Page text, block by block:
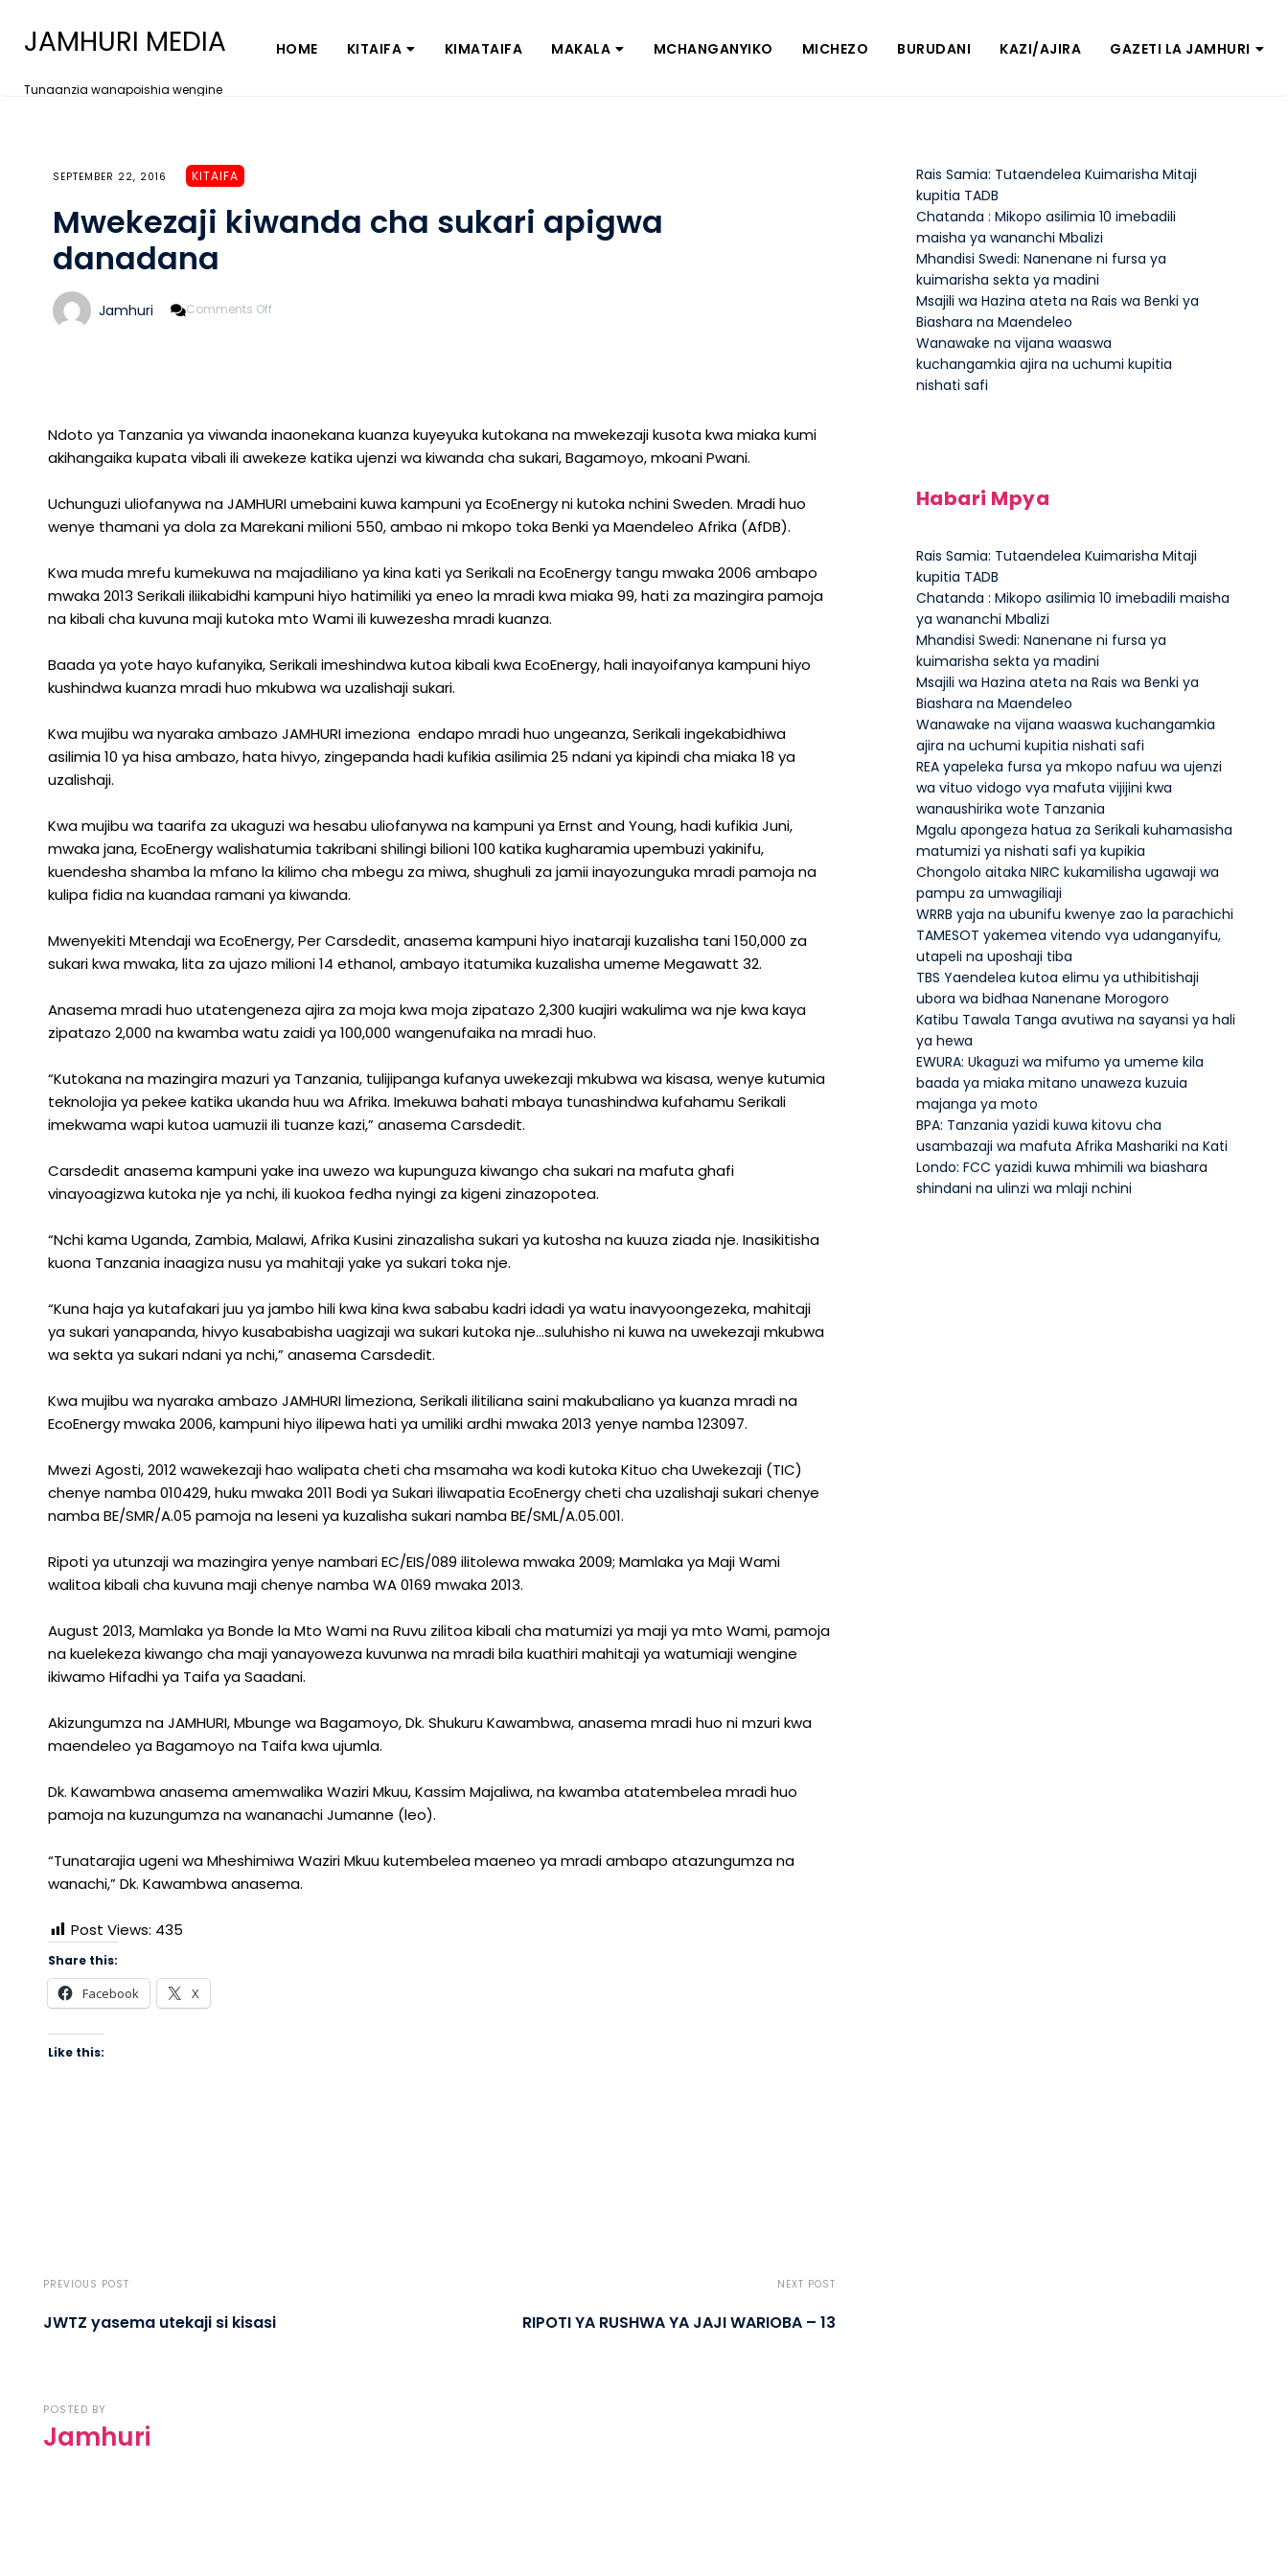
JAMHURI MEDIA
Tunaanzia wanapoishia wengine
HOME KITAIFA KIMATAIFA MAKALA MCHANGANYIKO MICHEZO BURUDANI KAZI/AJIRA GAZETI LA JAMHURI
SEPTEMBER 22, 2016 KITAIFA
Mwekezaji kiwanda cha sukari apigwa
danadana
Jamhuri Comments Off
Ndoto ya Tanzania ya viwanda inaonekana kuanza kuyeyuka kutokana na mwekezaji kusota kwa miaka kumi
akihangaika kupata vibali ili awekeze katika ujenzi wa kiwanda cha sukari, Bagamoyo, mkoani Pwani.
Uchunguzi uliofanywa na JAMHURI umebaini kuwa kampuni ya EcoEnergy ni kutoka nchini Sweden. Mradi huo
wenye thamani ya dola za Marekani milioni 550, ambao ni mkopo toka Benki ya Maendeleo Afrika (AfDB).
Kwa muda mrefu kumekuwa na majadiliano ya kina kati ya Serikali na EcoEnergy tangu mwaka 2006 ambapo
mwaka 2013 Serikali iliikabidhi kampuni hiyo hatimiliki ya eneo la mradi kwa miaka 99, hati za mazingira pamoja
na kibali cha kuvuna maji kutoka mto Wami ili kuwezesha mradi kuanza.
Baada ya yote hayo kufanyika, Serikali imeshindwa kutoa kibali kwa EcoEnergy, hali inayoifanya kampuni hiyo
kushindwa kuanza mradi huo mkubwa wa uzalishaji sukari.
Kwa mujibu wa nyaraka ambazo JAMHURI imeziona endapo mradi huo ungeanza, Serikali ingekabidhiwa
asilimia 10 ya hisa ambazo, hata hivyo, zingepanda hadi kufikia asilimia 25 ndani ya kipindi cha miaka 18 ya
uzalishaji.
Kwa mujibu wa taarifa za ukaguzi wa hesabu uliofanywa na kampuni ya Ernst and Young, hadi kufikia Juni,
mwaka jana, EcoEnergy walishatumia takribani shilingi bilioni 100 katika kugharamia upembuzi yakinifu,
kuendesha shamba la mfano la kilimo cha mbegu za miwa, shughuli za jamii inayozunguka mradi pamoja na
kulipa fidia na kuandaa ramani ya kiwanda.
Mwenyekiti Mtendaji wa EcoEnergy, Per Carsdedit, anasema kampuni hiyo inataraji kuzalisha tani 150,000 za
sukari kwa mwaka, lita za ujazo milioni 14 ethanol, ambayo itatumika kuzalisha umeme Megawatt 32.
Anasema mradi huo utatengeneza ajira za moja kwa moja zipatazo 2,300 kuajiri wakulima wa nje kwa kaya
zipatazo 2,000 na kwamba watu zaidi ya 100,000 wangenufaika na mradi huo.
“Kutokana na mazingira mazuri ya Tanzania, tulijipanga kufanya uwekezaji mkubwa wa kisasa, wenye kutumia
teknolojia ya pekee katika ukanda huu wa Afrika. Imekuwa bahati mbaya tunashindwa kufahamu Serikali
imekwama wapi kutoa uamuzii ili tuanze kazi,” anasema Carsdedit.
Carsdedit anasema kampuni yake ina uwezo wa kupunguza kiwango cha sukari na mafuta ghafi
vinayoagizwa kutoka nje ya nchi, ili kuokoa fedha nyingi za kigeni zinazopotea.
“Nchi kama Uganda, Zambia, Malawi, Afrika Kusini zinazalisha sukari ya kutosha na kuuza ziada nje. Inasikitisha
kuona Tanzania inaagiza nusu ya mahitaji yake ya sukari toka nje.
“Kuna haja ya kutafakari juu ya jambo hili kwa kina kwa sababu kadri idadi ya watu inavyoongezeka, mahitaji
ya sukari yanapanda, hivyo kusababisha uagizaji wa sukari kutoka nje…suluhisho ni kuwa na uwekezaji mkubwa
wa sekta ya sukari ndani ya nchi,” anasema Carsdedit.
Kwa mujibu wa nyaraka ambazo JAMHURI limeziona, Serikali ilitiliana saini makubaliano ya kuanza mradi na
EcoEnergy mwaka 2006, kampuni hiyo ilipewa hati ya umiliki ardhi mwaka 2013 yenye namba 123097.
Mwezi Agosti, 2012 wawekezaji hao walipata cheti cha msamaha wa kodi kutoka Kituo cha Uwekezaji (TIC)
chenye namba 010429, huku mwaka 2011 Bodi ya Sukari iliwapatia EcoEnergy cheti cha uzalishaji sukari chenye
namba BE/SMR/A.05 pamoja na leseni ya kuzalisha sukari namba BE/SML/A.05.001.
Ripoti ya utunzaji wa mazingira yenye nambari EC/EIS/089 ilitolewa mwaka 2009; Mamlaka ya Maji Wami
walitoa kibali cha kuvuna maji chenye namba WA 0169 mwaka 2013.
August 2013, Mamlaka ya Bonde la Mto Wami na Ruvu zilitoa kibali cha matumizi ya maji ya mto Wami, pamoja
na kuelekeza kiwango cha maji yanayoweza kuvunwa na mradi bila kuathiri mahitaji ya watumiaji wengine
ikiwamo Hifadhi ya Taifa ya Saadani.
Akizungumza na JAMHURI, Mbunge wa Bagamoyo, Dk. Shukuru Kawambwa, anasema mradi huo ni mzuri kwa
maendeleo ya Bagamoyo na Taifa kwa ujumla.
Dk. Kawambwa anasema amemwalika Waziri Mkuu, Kassim Majaliwa, na kwamba atatembelea mradi huo
pamoja na kuzungumza na wananachi Jumanne (leo).
“Tunatarajia ugeni wa Mheshimiwa Waziri Mkuu kutembelea maeneo ya mradi ambapo atazungumza na
wanachi,” Dk. Kawambwa anasema.
Post Views: 435
Share this:
Facebook X
Like this:
PREVIOUS POST
JWTZ yasema utekaji si kisasi
NEXT POST
RIPOTI YA RUSHWA YA JAJI WARIOBA – 13
POSTED BY
Jamhuri
Rais Samia: Tutaendelea Kuimarisha Mitaji
kupitia TADB
Chatanda : Mikopo asilimia 10 imebadili
maisha ya wananchi Mbalizi
Mhandisi Swedi: Nanenane ni fursa ya
kuimarisha sekta ya madini
Msajili wa Hazina ateta na Rais wa Benki ya
Biashara na Maendeleo
Wanawake na vijana waaswa
kuchangamkia ajira na uchumi kupitia
nishati safi
Habari Mpya
Rais Samia: Tutaendelea Kuimarisha Mitaji
kupitia TADB
Chatanda : Mikopo asilimia 10 imebadili maisha
ya wananchi Mbalizi
Mhandisi Swedi: Nanenane ni fursa ya
kuimarisha sekta ya madini
Msajili wa Hazina ateta na Rais wa Benki ya
Biashara na Maendeleo
Wanawake na vijana waaswa kuchangamkia
ajira na uchumi kupitia nishati safi
REA yapeleka fursa ya mkopo nafuu wa ujenzi
wa vituo vidogo vya mafuta vijijini kwa
wanaushirika wote Tanzania
Mgalu apongeza hatua za Serikali kuhamasisha
matumizi ya nishati safi ya kupikia
Chongolo aitaka NIRC kukamilisha ugawaji wa
pampu za umwagiliaji
WRRB yaja na ubunifu kwenye zao la parachichi
TAMESOT yakemea vitendo vya udanganyifu,
utapeli na uposhaji tiba
TBS Yaendelea kutoa elimu ya uthibitishaji
ubora wa bidhaa Nanenane Morogoro
Katibu Tawala Tanga avutiwa na sayansi ya hali
ya hewa
EWURA: Ukaguzi wa mifumo ya umeme kila
baada ya miaka mitano unaweza kuzuia
majanga ya moto
BPA: Tanzania yazidi kuwa kitovu cha
usambazaji wa mafuta Afrika Mashariki na Kati
Londo: FCC yazidi kuwa mhimili wa biashara
shindani na ulinzi wa mlaji nchini